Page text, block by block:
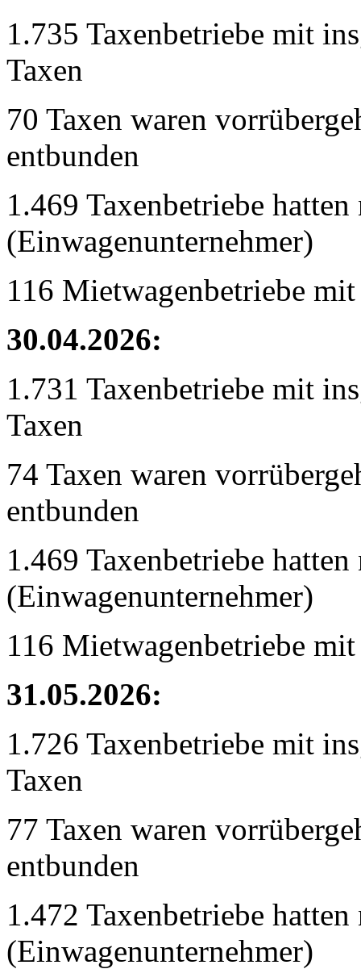
1.735 Taxenbetriebe mit
Taxen
70 Taxen waren
entbunden
1.469 Taxenbetriebe hatten
(Einwagenunternehmer)
116 Mietwagenbetriebe
30.04.2026:
1.731 Taxenbetriebe mit
Taxen
74 Taxen waren
entbunden
1.469 Taxenbetriebe hatten
(Einwagenunternehmer)
116 Mietwagenbetriebe
31.05.2026:
1.726 Taxenbetriebe mit
Taxen
77 Taxen waren
entbunden
1.472 Taxenbetriebe hatten
(Einwagenunternehmer)